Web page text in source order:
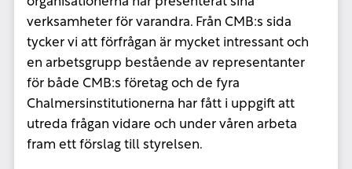
verksamheter för varandra. Från CMB:s sida
tycker vi att förfrågan är mycket intressant och
en arbetsgrupp bestående av representanter
för både CMB:s företag och de fyra
Chalmersinstitutionerna har fått i uppgift att
utreda frågan vidare och under våren arbeta
fram ett förslag till styrelsen.